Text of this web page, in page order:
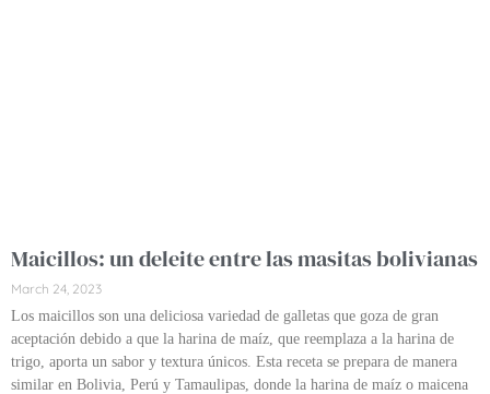
Maicillos: un deleite entre las masitas bolivianas
March 24, 2023
Los maicillos son una deliciosa variedad de galletas que goza de gran
aceptación debido a que la harina de maíz, que reemplaza a la harina de
trigo, aporta un sabor y textura únicos. Esta receta se prepara de manera
similar en Bolivia, Perú y Tamaulipas, donde la harina de maíz o maicena